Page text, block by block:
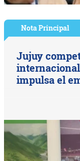
Nota Principal
Jujuy
impulsa el